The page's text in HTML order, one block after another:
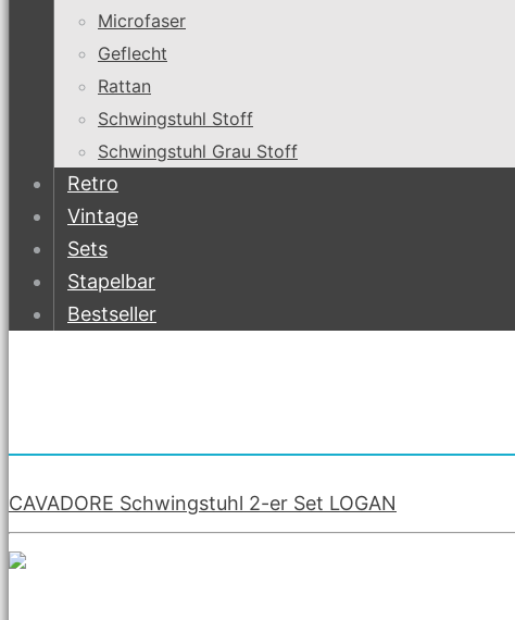
Microfaser
Geflecht
Rattan
Schwingstuhl Stoff
Schwingstuhl Grau Stoff
Retro
Vintage
Sets
Stapelbar
Bestseller
CAVADORE Schwingstuhl 2-er Set LOGAN